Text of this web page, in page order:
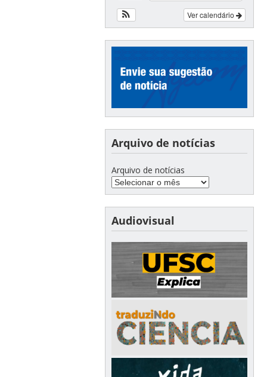
Ver calendário
Arquivo de notícias
Arquivo de notícias
Audiovisual